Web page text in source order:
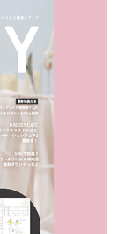
注意点 「どこが
」といった疑問も
れる「ウェディ
続きを読む